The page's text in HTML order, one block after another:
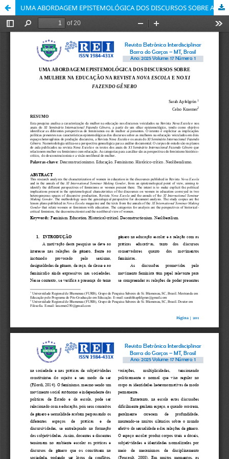
UMA ABORDAGEM EPISTEMOLÓGICA DOS DISCURSOS SOBRE A MULHER NA EDUCAÇÃO NA REVISTA NOVA ESCOLA E NO XI FAZENDO GÊNERO